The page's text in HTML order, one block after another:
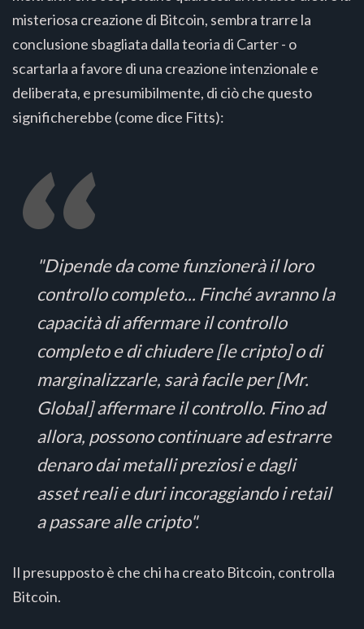
misteriosa creazione di Bitcoin, sembra trarre la
conclusione sbagliata dalla teoria di Carter - o
scartarla a favore di una creazione intenzionale e
deliberata, e presumibilmente, di ciò che questo
significherebbe (come dice Fitts):
"Dipende da come funzionerà il loro
controllo completo... Finché avranno la
capacità di affermare il controllo
completo e di chiudere [le cripto] o di
marginalizzarle, sarà facile per [Mr.
Global] affermare il controllo. Fino ad
allora, possono continuare ad estrarre
denaro dai metalli preziosi e dagli
asset reali e duri incoraggiando i retail
a passare alle cripto".
Il presupposto è che chi ha creato Bitcoin, controlla
Bitcoin.